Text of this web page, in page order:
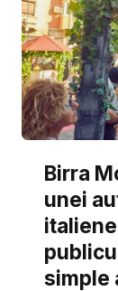
Birra
unei
simple